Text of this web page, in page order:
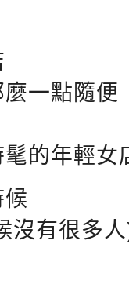
一點隨便
的年輕女
沒有很多